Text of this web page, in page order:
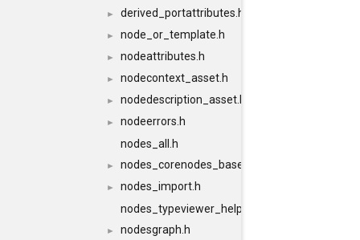
► derived_portattributes.h
► node_or_template.h
► nodeattributes.h
► nodecontext_asset.h
► nodedescription_asset.h
►
nodeerrors.h
nodes_all.h
► nodes_corenodes_base.h
►
nodes_import.h
nodes_typeviewer_helper.h
► nodesgraph.h